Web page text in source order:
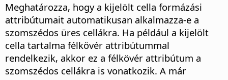
Meghatározza, hogy a kijelölt cella formázási
attribútumait automatikusan alkalmazza-e a
szomszédos üres cellákra. Ha például a kijelölt
cella tartalma félkövér attribútummal
rendelkezik, akkor ez a félkövér attribútum a
szomszédos cellákra is vonatkozik. A már